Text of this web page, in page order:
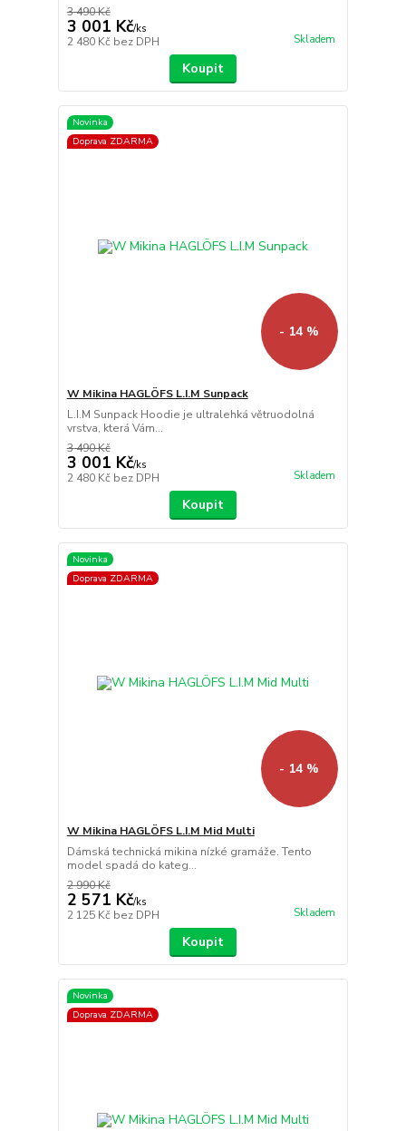
3 490 Kč
3 001 Kč/ks
2 480 Kč bez DPH Skladem
Koupit
Novinka
Doprava ZDARMA
- 14 %
W Mikina HAGLÖFS L.I.M Sunpack
L.I.M Sunpack Hoodie je ultralehká větruodolná
vrstva, která Vám...
3 490 Kč
3 001 Kč/ks
2 480 Kč bez DPH Skladem
Koupit
Novinka
Doprava ZDARMA
- 14 %
W Mikina HAGLÖFS L.I.M Mid Multi
Dámská technická mikina nízké gramáže. Tento
model spadá do kateg...
2 990 Kč
2 571 Kč/ks
2 125 Kč bez DPH Skladem
Koupit
Novinka
Doprava ZDARMA